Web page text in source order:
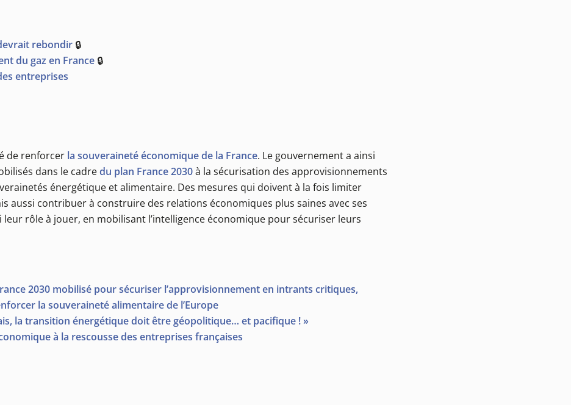
rebondir 🔒
du gaz en France 🔒
entreprises
de renforcer la souveraineté économique de la France. Le gouvernement a ainsi
dans le cadredu plan France 2030à la sécurisation des approvisionnements
énergétique et alimentaire. Des mesures qui doivent à la fois limiter
aussi contribuer à construire des relations économiques plus saines avec ses
rôle à jouer, en mobilisant l’intelligence économique pour sécuriser leurs
2030 mobilisé pour sécuriser l’approvisionnement en intrants critiques,
la souveraineté alimentaire de l’Europe
la transition énergétique doit être géopolitique… et pacifique ! »
à la rescousse des entreprises françaises